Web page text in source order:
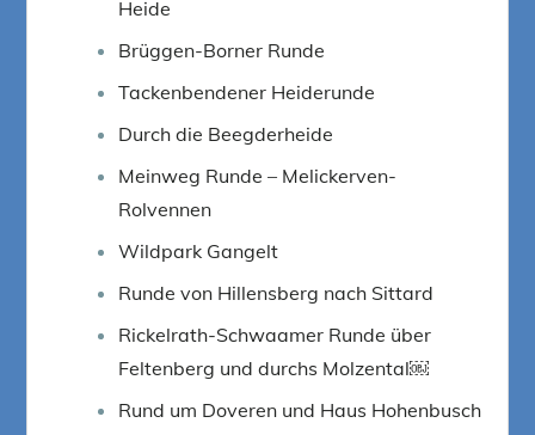
Heide
Brüggen-Borner Runde
Tackenbendener Heiderunde
Durch die Beegderheide
Meinweg Runde – Melickerven-
Rolvennen
Wildpark Gangelt
Runde von Hillensberg nach Sittard
Rickelrath-Schwaamer Runde über
Feltenberg und durchs Molzental￼
Rund um Doveren und Haus Hohenbusch